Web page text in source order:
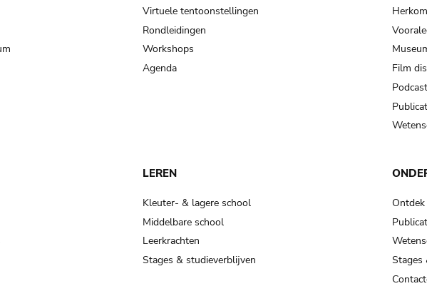
Virtuele tentoonstellingen
Rondleidingen
Workshops
Agenda
Film
LEREN
Kleuter- & lagere school
Middelbare school
Leerkrachten
Stages & studieverblijven
Stages